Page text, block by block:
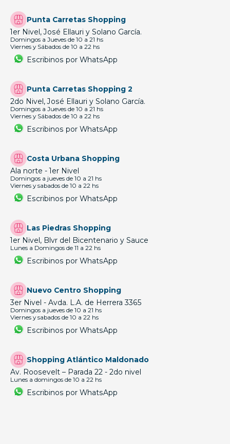
Punta Carretas Shopping
1er Nivel, José Ellauri y Solano García.
Domingos a Jueves de 10 a 21 hs
Viernes y Sábados de 10 a 22 hs
Escribinos por WhatsApp
Punta Carretas Shopping 2
2do Nivel, José Ellauri y Solano García.
Domingos a Jueves de 10 a 21 hs
Viernes y Sábados de 10 a 22 hs
Escribinos por WhatsApp
Costa Urbana Shopping
Ala norte - 1er Nivel
Domingos a jueves de 10 a 21 hs
Viernes y sabados de 10 a 22 hs
Escribinos por WhatsApp
Las Piedras Shopping
1er Nivel, Blvr del Bicentenario y Sauce
Lunes a Domingos de 11 a 22 hs
Escribinos por WhatsApp
Nuevo Centro Shopping
3er Nivel - Avda. L.A. de Herrera 3365
Domingos a jueves de 10 a 21 hs
Viernes y sabados de 10 a 22 hs
Escribinos por WhatsApp
Shopping Atlántico Maldonado
Av. Roosevelt – Parada 22 - 2do nivel
Lunes a domingos de 10 a 22 hs
Escribinos por WhatsApp